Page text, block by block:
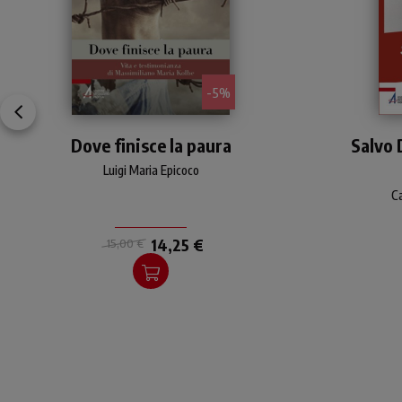
- 5%
esistenziale e
profondamente attuale,
Luigi Maria Epicoco racconta
Luigi Maria Epicoco
Dove finisce la paura
15,00 € 14,25 €
Salvo